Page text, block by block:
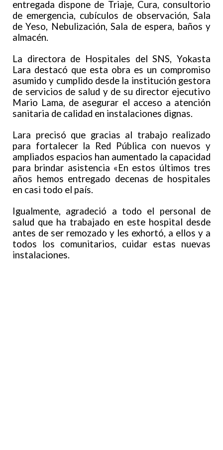
entregada dispone de Triaje, Cura, consultorio
de emergencia, cubículos de observación, Sala
de Yeso, Nebulización, Sala de espera, baños y
almacén.
La directora de Hospitales del SNS, Yokasta
Lara destacó que esta obra es un compromiso
asumido y cumplido desde la institución gestora
de servicios de salud y de su director ejecutivo
Mario Lama, de asegurar el acceso a atención
sanitaria de calidad en instalaciones dignas.
Lara precisó que gracias al trabajo realizado
para fortalecer la Red Pública con nuevos y
ampliados espacios han aumentado la capacidad
para brindar asistencia «En estos últimos tres
años hemos entregado decenas de hospitales
en casi todo el país.
Igualmente, agradeció a todo el personal de
salud que ha trabajado en este hospital desde
antes de ser remozado y les exhortó, a ellos y a
todos los comunitarios, cuidar estas nuevas
instalaciones.